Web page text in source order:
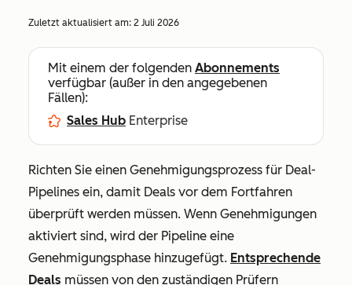
Zuletzt aktualisiert am: 2 Juli 2026
Mit einem der folgenden Abonnements
verfügbar (außer in den angegebenen
Fällen):
Sales Hub Enterprise
Richten Sie einen Genehmigungsprozess für Deal-
Pipelines ein, damit Deals vor dem Fortfahren
überprüft werden müssen. Wenn Genehmigungen
aktiviert sind, wird der Pipeline eine
Genehmigungsphase hinzugefügt. Entsprechende
Deals müssen von den zuständigen Prüfern